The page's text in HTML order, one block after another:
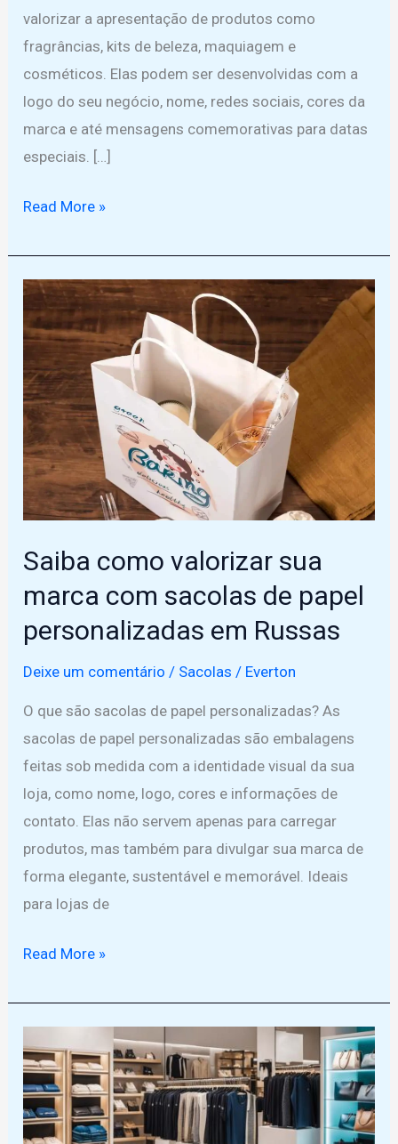
valorizar a apresentação de produtos como
fragrâncias, kits de beleza, maquiagem e
cosméticos. Elas podem ser desenvolvidas com a
logo do seu negócio, nome, redes sociais, cores da
marca e até mensagens comemorativas para datas
especiais. […]
Encante
clientes
com
sacolas
personalizadas
para
perfumes
em
Russas
Read More »
Saiba como valorizar sua
marca com sacolas de papel
personalizadas em Russas
Deixe um comentário / Sacolas / Everton
O que são sacolas de papel personalizadas? As
sacolas de papel personalizadas são embalagens
feitas sob medida com a identidade visual da sua
loja, como nome, logo, cores e informações de
contato. Elas não servem apenas para carregar
produtos, mas também para divulgar sua marca de
forma elegante, sustentável e memorável. Ideais
para lojas de
Saiba
valorizar
marca
com
sacolas
Read More »